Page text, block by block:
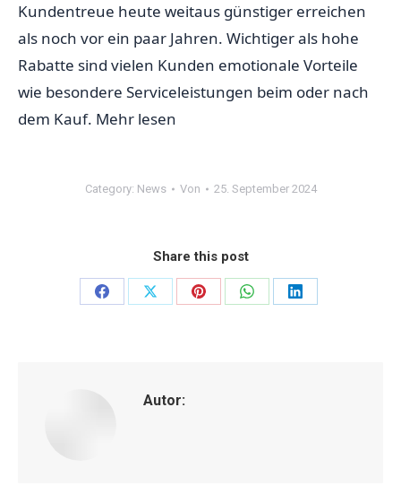
Kundentreue heute weitaus günstiger erreichen
als noch vor ein paar Jahren. Wichtiger als hohe
Rabatte sind vielen Kunden emotionale Vorteile
wie besondere Serviceleistungen beim oder nach
dem Kauf. Mehr lesen
Category: News Von 25. September 2024
Share this post
Share
Share
Share
Share
Share
Autor: